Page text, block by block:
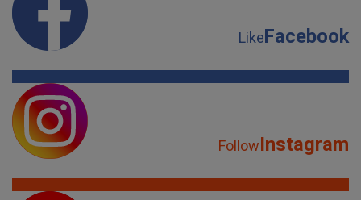
LikeFacebook
FollowInstagram